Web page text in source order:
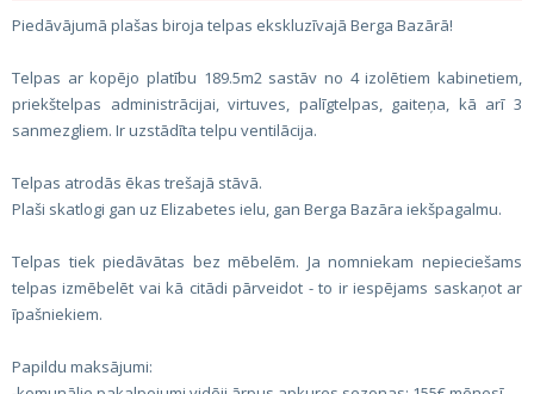
Piedāvājumā plašas biroja telpas ekskluzīvajā Berga Bazārā!
Telpas ar kopējo platību 189.5m2 sastāv no 4 izolētiem kabinetiem,
priekštelpas administrācijai, virtuves, palīgtelpas, gaiteņa, kā arī 3
sanmezgliem. Ir uzstādīta telpu ventilācija.
Telpas atrodās ēkas trešajā stāvā.
Plaši skatlogi gan uz Elizabetes ielu, gan Berga Bazāra iekšpagalmu.
Telpas tiek piedāvātas bez mēbelēm. Ja nomniekam nepieciešams
telpas izmēbelēt vai kā citādi pārveidot - to ir iespējams saskaņot ar
īpašniekiem.
Papildu maksājumi: